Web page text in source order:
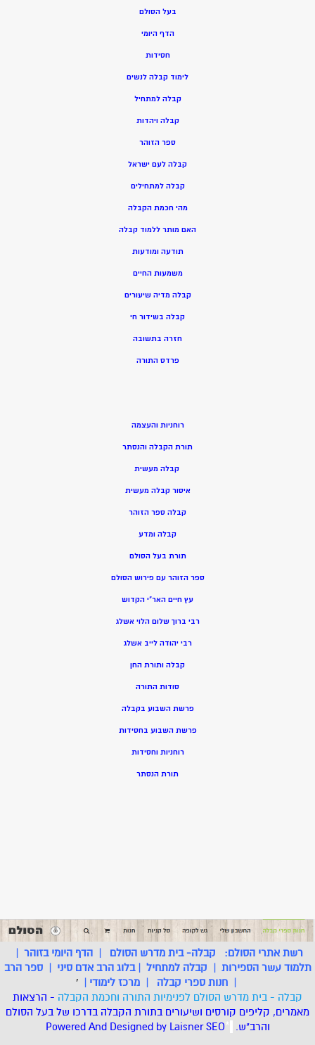
בעל הסולם
הדף היומי
חסידות
לימוד קבלה לנשים
קבלה למתחיל
קבלה ויהדות
ספר הזוהר
קבלה לעם ישראל
קבלה למתחילים
מהי חכמת הקבלה
האם מותר ללמוד קבלה
תודעה ומודעות
משמעות החיים
קבלה מדיה שיעורים
קבלה בשידור חי
חזרה בתשובה
פרדס התורה
רוחניות והעצמה
תורת הקבלה והנסתר
קבלה מעשית
איסור קבלה מעשית
קבלה ספר הזוהר
קבלה ומדע
תורת בעל הסולם
ספר הזוהר עם פירוש הסולם
עץ חיים האר”י הקדוש
רבי ברוך שלום הלוי אשלג
רבי יהודה לייב אשלג
קבלה ותורת החן
סודות התורה
פרשת השבוע בקבלה
פרשת השבוע בחסידות
רוחניות וחסידות
תורת הנסתר
רשת אתרי הסולם: קבלה- בית מדרש הסולם |הדף היומי בזוהר
תלמוד עשר הספירות
קבלה למתחיל |בלוג הרב אדם סיני |ספר הרב
חנות ספרי קבלה מרכז לימודי
'
קבלה - בית מדרש הסולם לפנימיות התורה וחכמת הקבלה - הרצאות
מאמרים, קליפים קורסים ושיעורים בתורת הקבלה בדרכו של בעל הסולם
והרב"ש. *
Powered And Designed by LaisnerSEO